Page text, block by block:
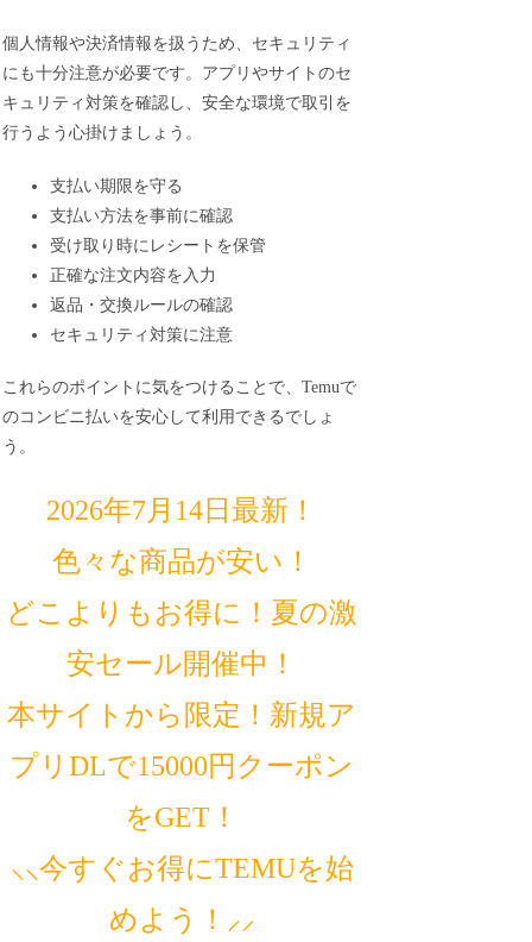
個人情報や決済情報を扱うため、セキュリティ
にも十分注意が必要です。アプリやサイトのセ
キュリティ対策を確認し、安全な環境で取引を
行うよう心掛けましょう。
支払い期限を守る
支払い方法を事前に確認
受け取り時にレシートを保管
正確な注文内容を入力
返品・交換ルールの確認
セキュリティ対策に注意
これらのポイントに気をつけることで、Temuで
のコンビニ払いを安心して利用できるでしょ
う。
2026年7月14日最新！
色々な商品が安い！
どこよりもお得に！夏の激
安セール開催中！
本サイトから限定！新規ア
プリDLで15000円クーポン
をGET！
⸜⸜今すぐお得にTEMUを始
めよう！⸝⸝